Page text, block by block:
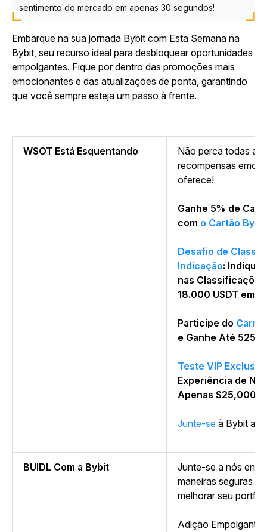
sentimento do mercado em apenas 30 segundos!
Embarque na sua jornada Bybit com Esta Semana na
Bybit, seu recurso ideal para desbloquear oportunidades
empolgantes. Fique por dentro das promoções mais
emocionantes e das atualizações de ponta, garantindo
que você sempre esteja um passo à frente.
WSOT Está Esquentando
Não perca todas as
recompensas
oferece!
Ganhe 5% de
com o Cartão Bybit
Desafio de
Indicação: Indique
nas
18.000 USDT em
Participe do
e Ganhe Até 525
Teste VIP
Experiência de
Apenas $25,000
Junte-se à Bybit
BUIDL Com a Bybit
Junte-se a nós
maneiras seguras e
melhorar seu
Adição Empolgante: